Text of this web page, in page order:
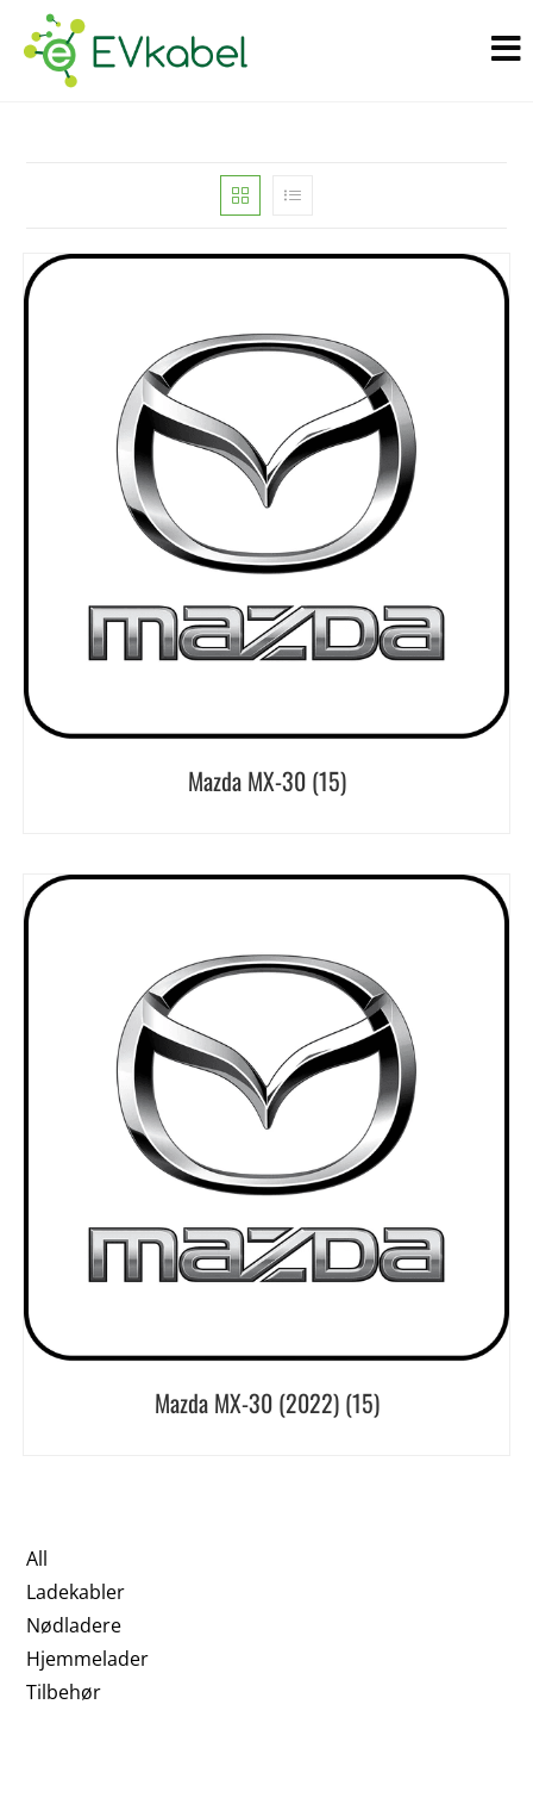
Mazda MX-30 (15)
Mazda MX-30 (2022) (15)
All
Ladekabler
Nødladere
Hjemmelader
Tilbehør